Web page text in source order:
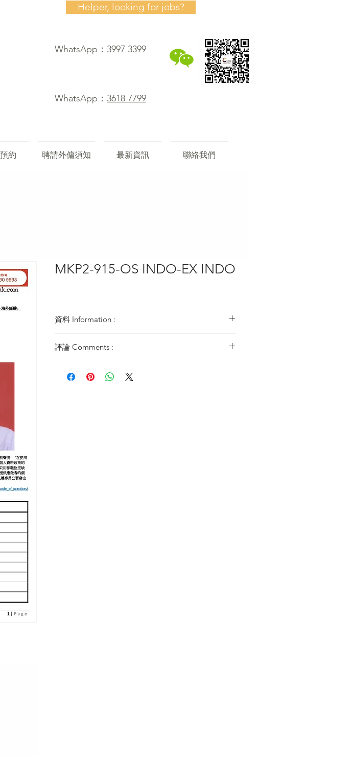
Helper, looking for jobs?
WhatsApp： 3997 3399
WhatsApp： 3618 7799
約 聘請外傭須知 最新資訊 聯絡我們
MKP2-915-OS INDO-EX INDO
資料 Information :
DOMESTIC HELPER
Chinese Zodiac 生肖 :
評論 Comments :
曾在印尼雅加達工作